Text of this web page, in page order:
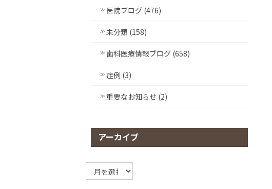
医院ブログ (476)
未分類 (158)
歯科医療情報ブログ (658)
症例 (3)
重要なお知らせ (2)
アーカイブ
ア
ー